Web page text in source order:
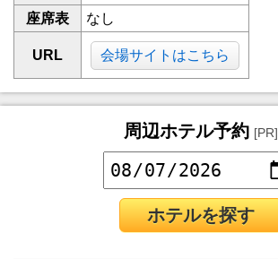
座席表
なし
URL 会場サイトはこちら
周辺ホテル予約 [PR]
ホテルを探す